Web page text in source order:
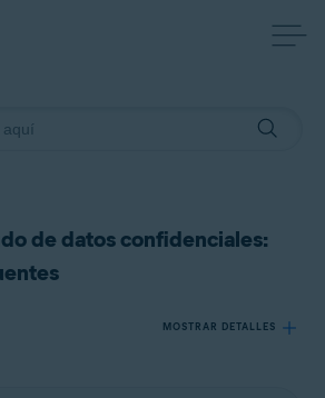
de datos confidenciales:
MOSTRAR DETALLES